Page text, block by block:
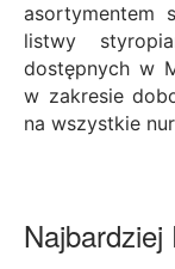
asortymentem
listwy
dostępnych w
w zakresie
na wszystkie
Najbardziej